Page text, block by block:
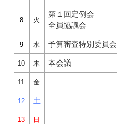
8 火
第１回定例会
全員協議会
9 水 予算審査特別委員会
10 木 本会議
11 金
12 土
13 日